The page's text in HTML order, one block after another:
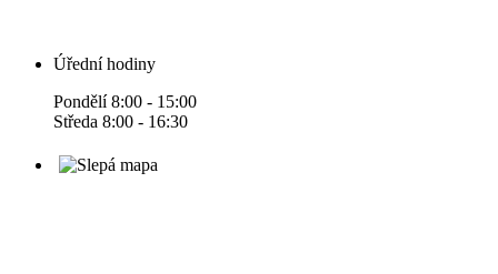
Úřední hodiny
Pondělí 8:00 - 15:00
Středa 8:00 - 16:30